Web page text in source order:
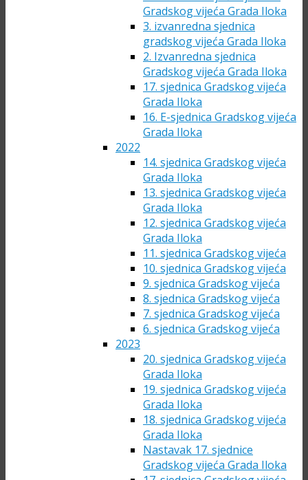
Gradskog vijeća Grada Iloka
3. izvanredna sjednica
gradskog vijeća Grada Iloka
2. Izvanredna sjednica
Gradskog vijeća Grada Iloka
17. sjednica Gradskog vijeća
Grada Iloka
16. E-sjednica Gradskog vijeća
Grada Iloka
2022
14. sjednica Gradskog vijeća
Grada Iloka
13. sjednica Gradskog vijeća
Grada Iloka
12. sjednica Gradskog vijeća
Grada Iloka
11. sjednica Gradskog vijeća
10. sjednica Gradskog vijeća
9. sjednica Gradskog vijeća
8. sjednica Gradskog vijeća
7. sjednica Gradskog vijeća
6. sjednica Gradskog vijeća
2023
20. sjednica Gradskog vijeća
Grada Iloka
19. sjednica Gradskog vijeća
Grada Iloka
18. sjednica Gradskog vijeća
Grada Iloka
Nastavak 17. sjednice
Gradskog vijeća Grada Iloka